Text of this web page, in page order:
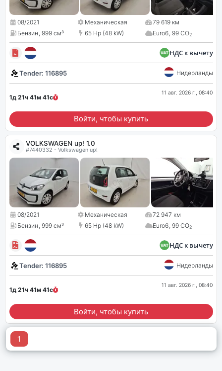
08/2021 Механическая
79 619 км
Бензин, 999 см³ 65 Hp (48 kW) Euro6, 99 CO2
НДС к вычету
Tender: 116895 Нидерланды
1д 21ч 41м 41с
11 авг. 2026 г., 08:40
Войти, чтобы купить
VOLKSWAGEN up! 1.0
#7440332 - Volkswagen up!
08/2021 Механическая
72 947 км
Бензин, 999 см³ 65 Hp (48 kW) Euro6, 99 CO2
НДС к вычету
Tender: 116895 Нидерланды
1д 21ч 41м 41с
11 авг. 2026 г., 08:40
Войти, чтобы купить
1